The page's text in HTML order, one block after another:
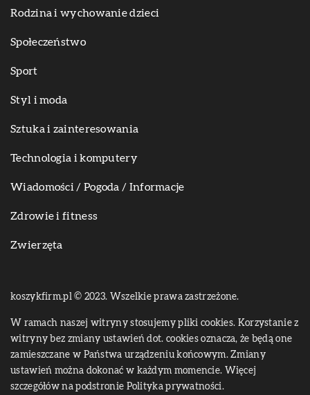
Rodzina i wychowanie dzieci
Społeczeństwo
Sport
Styl i moda
Sztuka i zainteresowania
Technologia i komputery
Wiadomości / Pogoda / Informacje
Zdrowie i fitness
Zwierzęta
koszykfirm.pl © 2023. Wszelkie prawa zastrzeżone.
W ramach naszej witryny stosujemy pliki cookies. Korzystanie z
witryny bez zmiany ustawień dot. cookies oznacza, że będą one
zamieszczane w Państwa urządzeniu końcowym. Zmiany
ustawień można dokonać w każdym momencie. Więcej
szczegółów na podstronie Polityka prywatności.